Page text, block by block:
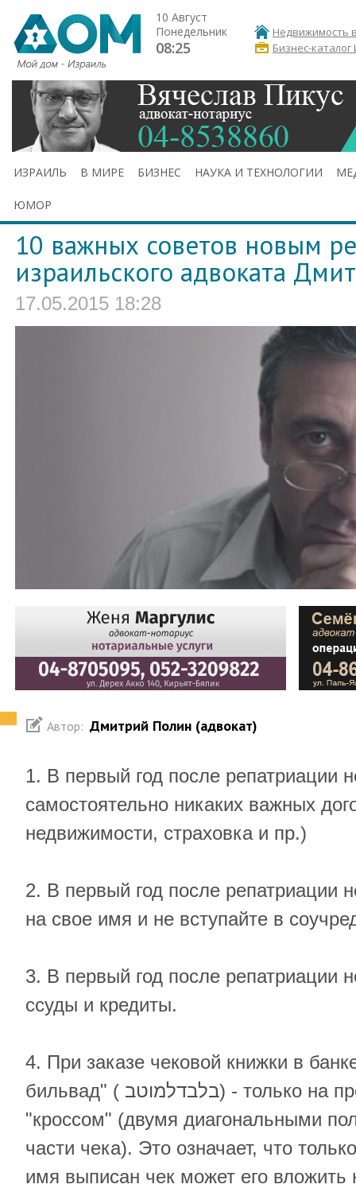
10 Август
Понедельник
08:25
Недвижимость
Бизнес-каталог
ИЗРАИЛЬ В МИРЕ БИЗНЕС НАУКА И ТЕХНОЛОГИИ
ЮМОР
10 важных советов новым
израильского адвоката
17.05.2015 18:28
Автор: Дмитрий Полин (адвокат)
1. В первый год после репатриации
самостоятельно никаких важных
недвижимости, страховка и пр.)
2. В первый год после репатриации
на свое имя и не вступайте в
3. В первый год после репатриации
ссуды и кредиты.
4. При заказе чековой книжки в
бильвад" ( בלבדלמוטב) - только на предъявителя и с
"кроссом" (двумя диагональными
части чека). Это означает, что
имя выписан чек может его вложить